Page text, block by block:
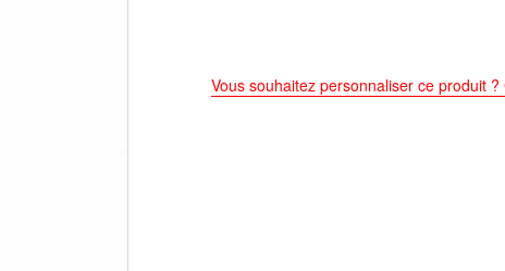
Vous souhaitez personnaliser ce produit